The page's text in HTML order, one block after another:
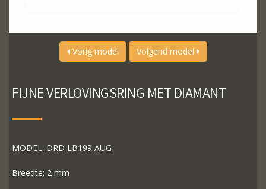
Vorig model Volgend model
FIJNE VERLOVINGSRING MET DIAMANT
MODEL: DRD LB199 AUG
Breedte: 2 mm